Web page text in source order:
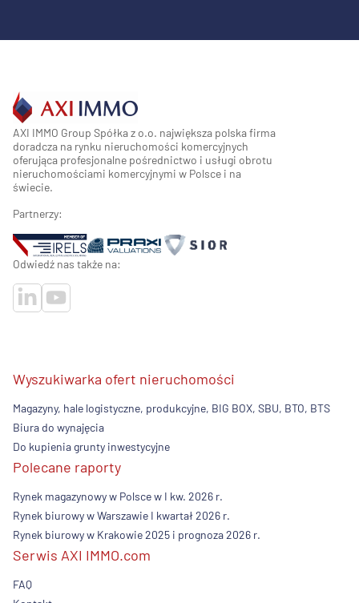
AXI IMMO Group Spółka z o.o. największa polska firma
doradcza na rynku nieruchomości komercyjnych
oferująca profesjonalne pośrednictwo i usługi obrotu
nieruchomościami komercyjnymi w Polsce i na
świecie.
Partnerzy:
Odwiedź nas także na:
Wyszukiwarka ofert nieruchomości
Magazyny, hale logistyczne, produkcyjne, BIG BOX, SBU, BTO, BTS
Biura do wynajęcia
Do kupienia grunty inwestycyjne
Polecane raporty
Rynek magazynowy w Polsce w I kw. 2026 r.
Rynek biurowy w Warszawie I kwartał 2026 r.
Rynek biurowy w Krakowie 2025 i prognoza 2026 r.
Serwis AXI IMMO.com
FAQ